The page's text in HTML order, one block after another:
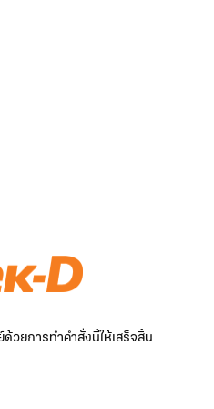
วยการทำคำสั่งนี้ให้เสร็จสิ้น